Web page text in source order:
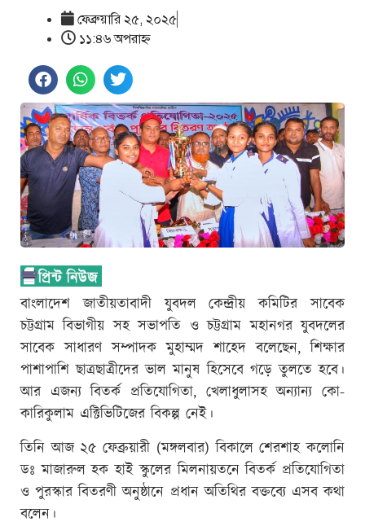
ফেব্রুয়ারি ২৫, ২০২৫
১১:৪৬ অপরাহ্ণ
বাংলাদেশ জাতীয়তাবাদী যুবদল কেন্দ্রীয় কমিটির সাবেক
চট্টগ্রাম বিভাগীয় সহ সভাপতি ও চট্টগ্রাম মহানগর যুবদলের
সাবেক সাধারণ সম্পাদক মুহাম্মদ শাহেদ বলেছেন, শিক্ষার
পাশাপাশি ছাত্রছাত্রীদের ভাল মানুষ হিসেবে গড়ে তুলতে হবে।
আর এজন্য বিতর্ক প্রতিযোগিতা, খেলাধুলাসহ অন্যান্য কো-
কারিকুলাম এক্টিভিটিজের বিকল্প নেই।
তিনি আজ ২৫ ফেব্রুয়ারী (মঙ্গলবার) বিকালে শেরশাহ কলোনি
ডঃ মাজারুল হক হাই স্কুলের মিলনায়তনে বিতর্ক প্রতিযোগিতা
ও পুরস্কার বিতরণী অনুষ্ঠানে প্রধান অতিথির বক্তব্যে এসব কথা
বলেন।